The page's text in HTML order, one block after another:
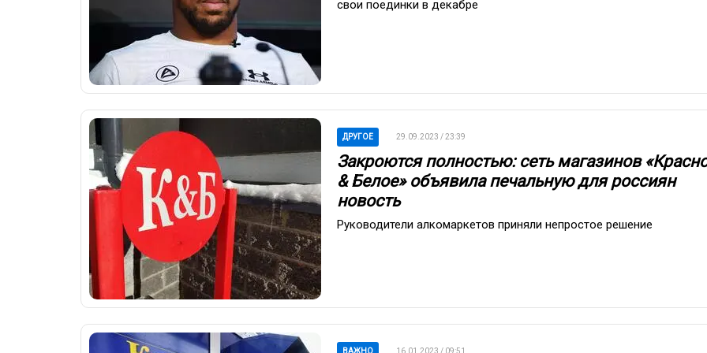
свои поединки в декабре
ДРУГОЕ 29.09.2023 / 23:39
Закроются полностью: сеть магазинов
& Белое» объявила печальную для россиян
новость
Руководители алкомаркетов приняли непростое решение
ВАЖНО 16.01.2023 / 09:51